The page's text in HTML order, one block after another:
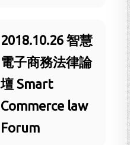
2018.10.26 智慧
電子商務法律論
壇 Smart
Commerce law
Forum